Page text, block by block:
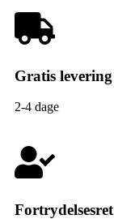
Gratis levering
2-4 dage
Fortrydelsesret